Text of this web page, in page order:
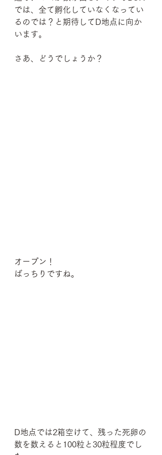
では、全て孵化していなくなってい
るのでは？と期待してD地点に向か
います。
さあ、どうでしょうか？
オープン！
ばっちりですね。
D地点では2箱空けて、残った死卵の
数を数えると100粒と30粒程度でし